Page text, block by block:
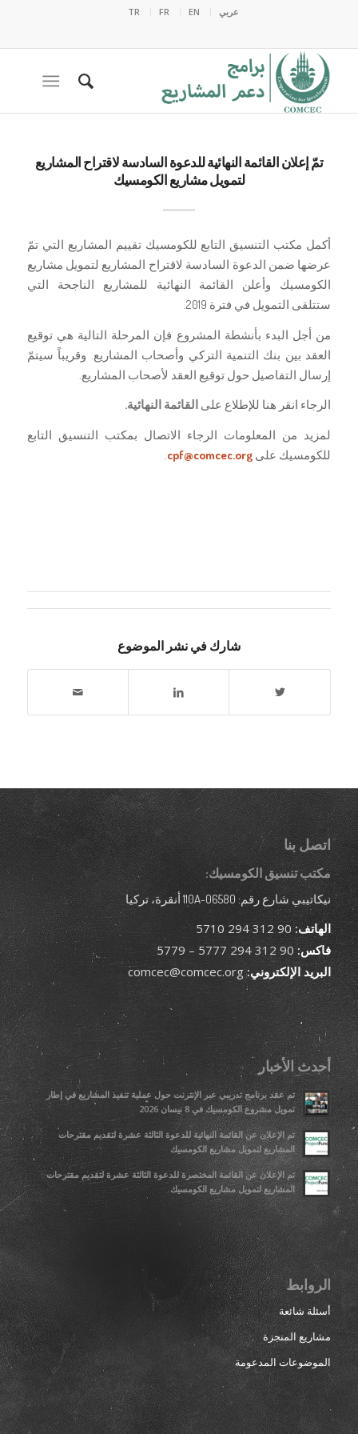
عربي EN
FR
TR
تمّ إعلان القائمة النهائية للدعوة السادسة لاقتراح المشاريع
لتمويل مشاريع الكومسيك
أكمل مكتب التنسيق التابع للكومسيك تقييم المشاريع التي تمّ
عرضها ضمن الدعوة السادسة لاقتراح المشاريع لتمويل مشاريع
الكومسيك وأعلن القائمة النهائية للمشاريع الناجحة التي
ستتلقى التمويل في فترة 2019.
من أجل البدء بأنشطة المشروع فإن المرحلة التالية هي توقيع
العقد بين بنك التنمية التركي وأصحاب المشاريع. وقريباً سيتمّ
إرسال التفاصيل حول توقيع العقد لأصحاب المشاريع.
الرجاء انقر هنا للإطلاع على القائمة النهائية.
لمزيد من المعلومات الرجاء الاتصال بمكتب التنسيق التابع
للكومسيك على cpf@comcec.org
.
شارك في نشر الموضوع
اتصل بنا
مكتب تنسيق الكومسيك:
نيكاتيبي شارع رقم: 110A-06580 أنقرة، تركيا
الهاتف:90 312 294 5710
فاكس:90 312 294 5777 – 5779
البريد الإلكتروني:comcec@comcec.org
أحدث الأخبار
تم عقد برنامج تدريبي عبر الإنترنت حول عملية تنفيذ المشاريع في إطار
تمويل مشروع الكومسيك في 8 نيسان 2026
تم الإعلان عن القائمة النهائية للدعوة الثالثة عشرة لتقديم مقترحات
المشاريع لتمويل مشاريع الكومسيك
تم الإعلان عن القائمة المختصرة للدعوة الثالثة عشرة لتقديم مقترحات
المشاريع لتمويل مشاريع الكومسيك.
الروابط
أسئلة شائعة
مشاريع المنجزة
الموضوعات المدعومة